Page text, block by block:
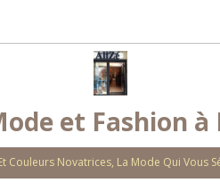
et Fashion à
Couleurs Novatrices, La Mode Qui Vous